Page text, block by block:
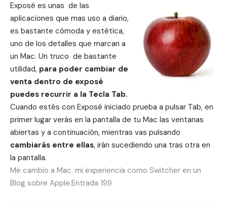
Exposé es unas de las
aplicaciones que mas uso a diario,
es bastante cómoda y estética,
uno de los detalles que marcan a
un Mac. Un truco de bastante
utilidad, para poder cambiar de
venta dentro de exposé
puedes recurrir a la Tecla Tab.
Cuando estés con Exposé iniciado prueba a pulsar Tab, en
primer lugar verás en la pantalla de tu Mac las ventanas
abiertas y a continuación, mientras vas pulsando
cambiarás entre ellas, irán sucediendo una tras otra en
la pantalla.
Me cambio a Mac. mi experiencia como Switcher en un
Blog sobre Apple.Entrada 199